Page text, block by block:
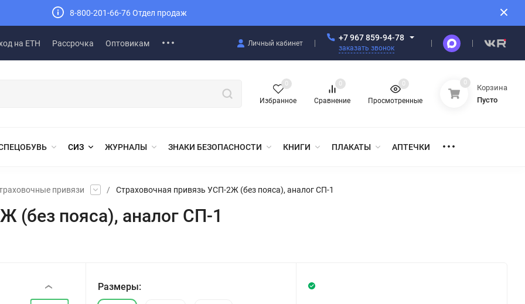
8-800-201-66-76 Отдел продаж
на ЕТН Рассрочка Оптовикам Личный кабинет
+7 967 859-94-78
заказать звонок
Избранное
0
Сравнение
0
Просмотренные
0 0
Корзина
Пусто
СИЗ ЖУРНАЛЫ ЗНАКИ БЕЗОПАСНОСТИ КНИГИ ПЛАКАТЫ АПТЕЧКИ
привязи / Страховочная привязь УСП-2Ж (без пояса), аналог СП-1
(без пояса), аналог СП-1
‹ Размеры: